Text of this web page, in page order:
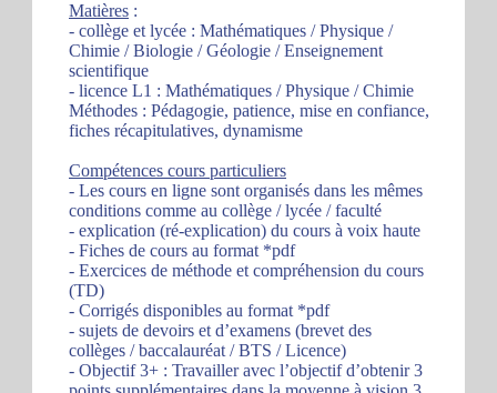
Matières :
- collège et lycée : Mathématiques / Physique /
Chimie / Biologie / Géologie / Enseignement
scientifique
- licence L1 : Mathématiques / Physique / Chimie
Méthodes : Pédagogie, patience, mise en confiance,
fiches récapitulatives, dynamisme
Compétences cours particuliers
- Les cours en ligne sont organisés dans les mêmes
conditions comme au collège / lycée / faculté
- explication (ré-explication) du cours à voix haute
- Fiches de cours au format *pdf
- Exercices de méthode et compréhension du cours
(TD)
- Corrigés disponibles au format *pdf
- sujets de devoirs et d’examens (brevet des
collèges / baccalauréat / BTS / Licence)
- Objectif 3+ : Travailler avec l’objectif d’obtenir 3